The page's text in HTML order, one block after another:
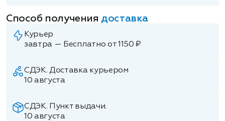
Способ получения доставка
Курьер
завтра — Бесплатно от 1150 ₽
СДЭК. Доставка курьером
10 августа
СДЭК. Пункт выдачи.
10 августа